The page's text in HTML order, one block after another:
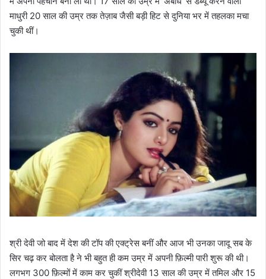
माधुरी 20 साल की उम्र तक तेज़ाब जैसी बड़ी हिट से दुनिया भर में तहलका मचा
चुकी थीं।
श्री देवी जो बाद में देश की टॉप की एक्ट्रेस बनीं और आज भी उनका जादू सब के
सिर चढ़ कर बोलता है ने भी बहुत ही कम उम्र में अपनी फ़िल्मी पारी शुरू की थी।
लगभग 300 फ़िल्मों में काम कर चुकीं श्रीदेवी 13 साल की उम्र में तमिल और 15